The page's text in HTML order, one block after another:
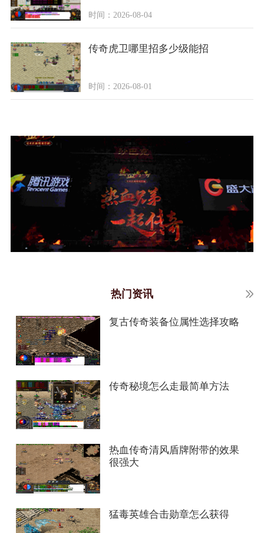
时间：2026-08-04
传奇虎卫哪里招多少级能招
时间：2026-08-01
热门资讯
复古传奇装备位属性选择攻略
传奇秘境怎么走最简单方法
热血传奇清风盾牌附带的效果
很强大
猛毒英雄合击勋章怎么获得